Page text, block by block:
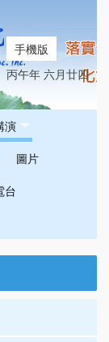
手機版
丙午年 六月廿四
演
圖片
台